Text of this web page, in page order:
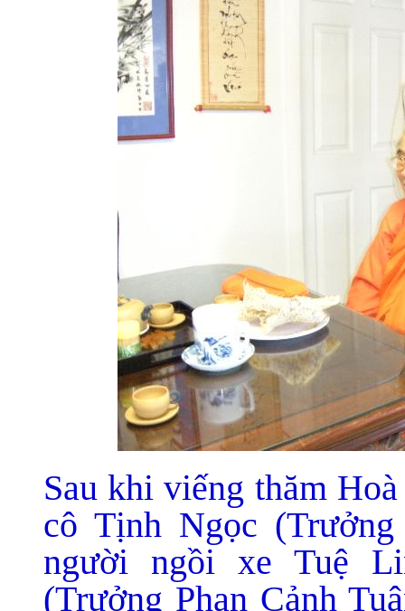
Sau khi viếng thăm
cô Tịnh Ngọc
người ngồi xe Tuệ
(Trưởng Phan Cảnh